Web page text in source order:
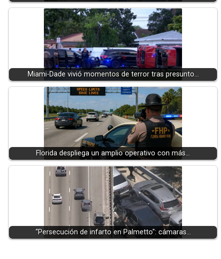
Miami-Dade vivió momentos de terror tras presunto…
Florida despliega un amplio operativo con más…
“Persecución de infarto en Palmetto": cámaras…